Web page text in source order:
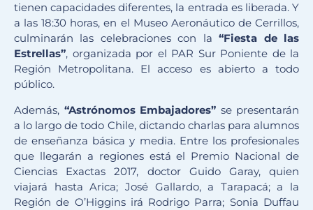
tienen capacidades diferentes, la entrada es liberada. Y
a las 18:30 horas, en el Museo Aeronáutico de Cerrillos,
culminarán las celebraciones con la“Fiesta de las
Estrellas”, organizada por el PAR Sur Poniente de la
Región Metropolitana. El acceso es abierto a todo
público.
Además, “Astrónomos Embajadores” se presentarán
a lo largo de todo Chile, dictando charlas para alumnos
de enseñanza básica y media. Entre los profesionales
que llegarán a regiones está el Premio Nacional de
Ciencias Exactas 2017, doctor Guido Garay, quien
viajará hasta Arica; José Gallardo, a Tarapacá; a la
Región de O’Higgins irá Rodrigo Parra; Sonia Duffau